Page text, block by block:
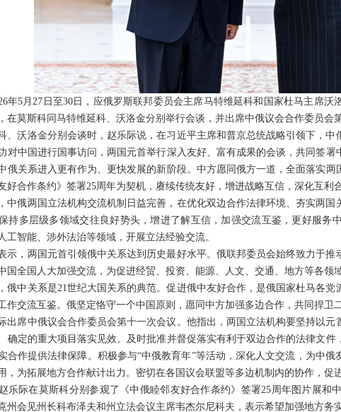
年5月27日至30日，应俄罗斯联邦委员会主席马特维延科和国家杜马主席
在莫斯科同马特维延科、沃洛金分别举行会谈，并出席中俄议会合作委员会
、沃洛金分别会谈时，赵乐际说，在习近平主席和普京总统战略引领下，
对中国进行国事访问，两国元首举行深入友好、富有成果的会谈，共同签
俄关系进入更有作为、更快发展的新阶段。中方愿同俄方一道，全面落实两
好合作条约》签署25周年为契机，赓续传统友好，增进战略互信，深化互利
中俄两国立法机构交流机制日益完善，在优化双边合作法律环境、夯实两
持多层级多领域交往良好势头，增进了解互信，加强交流互鉴，更好服务
工智能、涉外法治等领域，开展立法经验交流。
示，两国元首引领俄中关系达到历史最好水平。俄联邦委员会始终致力于
国全国人大加强交流，为促进经贸、投资、能源、人文、交通、地方等各领
俄中关系是21世纪大国关系的典范。促进俄中友好合作，是俄国家杜马各
作交流互鉴。俄坚定恪守一个中国原则，愿同中方加强多边合作，共同捍卫
出席中俄议会合作委员会第十一次会议。他指出，两国立法机构要坚持以
确定的重大项目落实见效。及时批准并督促落实有利于双边合作的法律文
合作提供法律保障。积极参与“中俄教育年”等活动，深化人文交流，为中
，为拓展地方合作献计出力。密切在各国议会联盟等多边机制内的协作，促
乐际在莫斯科分别参观了《中俄睦邻友好合作条约》签署25周年图片展和
州会见州长科布泽夫和州立法会议主席韦杰尔尼科夫，表示希望加强地方务